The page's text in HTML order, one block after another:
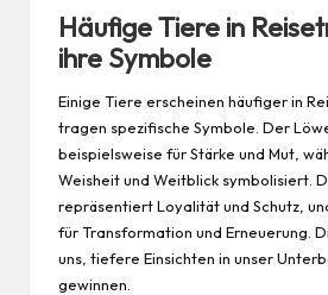
Häufige Tiere in
ihre Symbole
Einige Tiere erscheinen häufiger in
tragen spezifische Symbole. Der
beispielsweise für Stärke und Mut,
Weisheit und Weitblick symbolisiert.
repräsentiert Loyalität und Schutz,
für Transformation und Erneuerung.
uns, tiefere Einsichten in unser
gewinnen.